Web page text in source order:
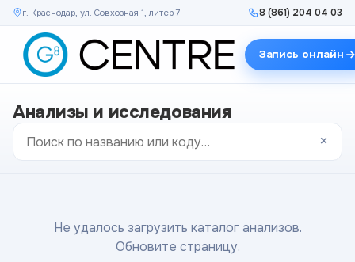
г. Краснодар, ул. Совхозная 1, литер 7 8 (861) 204 04 03
Запись онлайн
Анализы и исследования
×
Не удалось загрузить каталог анализов.
Обновите страницу.